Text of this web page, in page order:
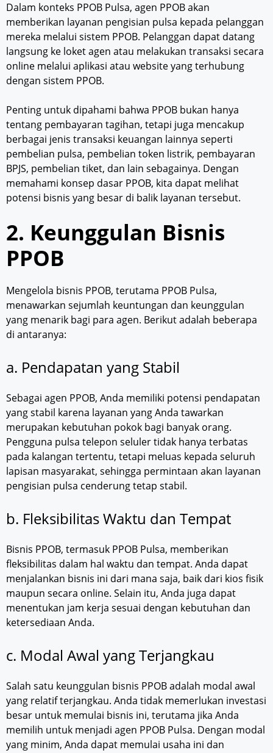
Dalam konteks PPOB Pulsa, agen PPOB akan
memberikan layanan pengisian pulsa kepada pelanggan
mereka melalui sistem PPOB. Pelanggan dapat datang
langsung ke loket agen atau melakukan transaksi secara
online melalui aplikasi atau website yang terhubung
dengan sistem PPOB.
Penting untuk dipahami bahwa PPOB bukan hanya
tentang pembayaran tagihan, tetapi juga mencakup
berbagai jenis transaksi keuangan lainnya seperti
pembelian pulsa, pembelian token listrik, pembayaran
BPJS, pembelian tiket, dan lain sebagainya. Dengan
memahami konsep dasar PPOB, kita dapat melihat
potensi bisnis yang besar di balik layanan tersebut.
2. Keunggulan Bisnis
PPOB
Mengelola bisnis PPOB, terutama PPOB Pulsa,
menawarkan sejumlah keuntungan dan keunggulan
yang menarik bagi para agen. Berikut adalah beberapa
di antaranya:
a. Pendapatan yang Stabil
Sebagai agen PPOB, Anda memiliki potensi pendapatan
yang stabil karena layanan yang Anda tawarkan
merupakan kebutuhan pokok bagi banyak orang.
Pengguna pulsa telepon seluler tidak hanya terbatas
pada kalangan tertentu, tetapi meluas kepada seluruh
lapisan masyarakat, sehingga permintaan akan layanan
pengisian pulsa cenderung tetap stabil.
b. Fleksibilitas Waktu dan Tempat
Bisnis PPOB, termasuk PPOB Pulsa, memberikan
fleksibilitas dalam hal waktu dan tempat. Anda dapat
menjalankan bisnis ini dari mana saja, baik dari kios fisik
maupun secara online. Selain itu, Anda juga dapat
menentukan jam kerja sesuai dengan kebutuhan dan
ketersediaan Anda.
c. Modal Awal yang Terjangkau
Salah satu keunggulan bisnis PPOB adalah modal awal
yang relatif terjangkau. Anda tidak memerlukan investasi
besar untuk memulai bisnis ini, terutama jika Anda
memilih untuk menjadi agen PPOB Pulsa. Dengan modal
yang minim, Anda dapat memulai usaha ini dan